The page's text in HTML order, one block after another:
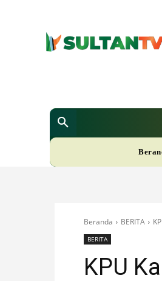
D
Beranda BERITA
BERITA
KPU